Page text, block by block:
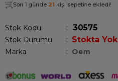
Son 1 günde 21 kişi sepetine ekledi!
Stok Kodu 30575
Stok Durumu : Stokta Yok
Marka : Oem